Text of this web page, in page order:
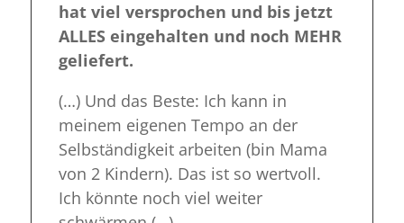
hat viel versprochen und bis jetzt
ALLES eingehalten und noch MEHR
geliefert.
(…) Und das Beste: Ich kann in
meinem eigenen Tempo an der
Selbständigkeit arbeiten (bin Mama
von 2 Kindern). Das ist so wertvoll.
Ich könnte noch viel weiter